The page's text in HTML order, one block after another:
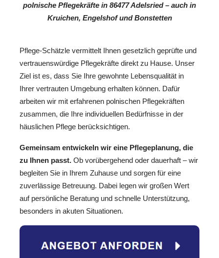
polnische Pflegekräfte in 86477 Adelsried – auch in
Kruichen, Engelshof und Bonstetten
Pflege-Schätzle vermittelt Ihnen gesetzlich geprüfte und
vertrauenswürdige Pflegekräfte direkt zu Hause. Unser
Ziel ist es, dass Sie Ihre gewohnte Lebensqualität in
Ihrer vertrauten Umgebung erhalten können. Dafür
arbeiten wir mit erfahrenen polnischen Pflegekräften
zusammen, die Ihre individuellen Bedürfnisse in der
häuslichen Pflege berücksichtigen.
Gemeinsam entwickeln wir eine Pflegeplanung, die
zu Ihnen passt. Ob vorübergehend oder dauerhaft – wir
begleiten Sie in Ihrem Zuhause und sorgen für eine
zuverlässige Betreuung. Dabei legen wir großen Wert
auf persönliche Beratung und schnelle Unterstützung,
besonders in akuten Situationen.